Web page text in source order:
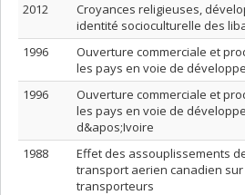
2012
Croyances religieuses,
identité socioculturelle des
1996
Ouverture commerciale et
les pays en voie de
1996
Ouverture commerciale et
les pays en voie de
d&apos;Ivoire
1988
Effet des assouplissements
transport aerien canadien sur
transporteurs